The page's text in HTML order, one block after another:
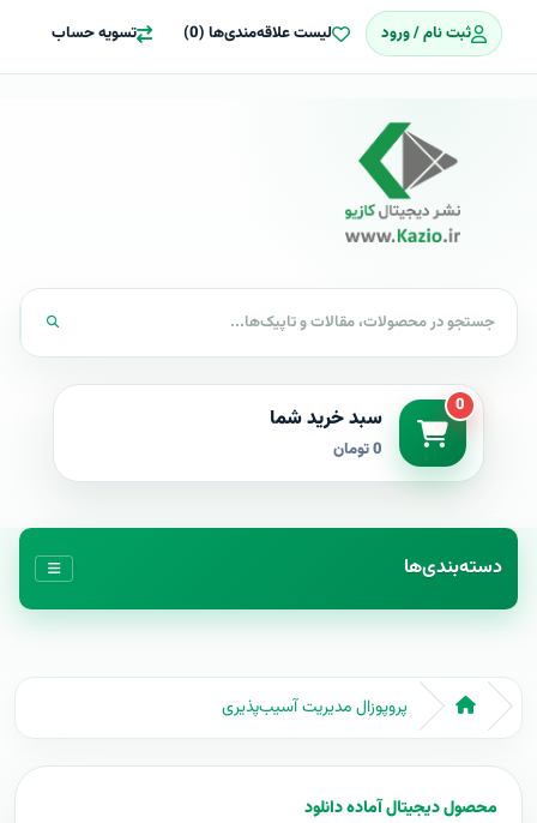
ثبت نام / ورود لیست علاقه‌مندی‌ها (0) تسویه حساب
0 سبد خرید شما
0 تومان
دسته‌بندی‌ها
پروپوزال مدیریت آسیب‌پذیری
محصول دیجیتال آماده دانلود